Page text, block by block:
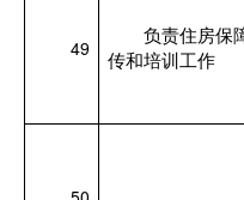
49
负责住房保
传和培训工作